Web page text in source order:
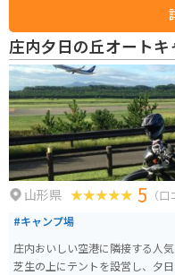
集まる鶴岡公園周辺は、藤沢作
色濃く残っています。
庄内夕日の丘オートキ
山形県 5 （
#キャンプ場
庄内おいしい空港に隣接する人
芝生の上にテントを設営し、夕